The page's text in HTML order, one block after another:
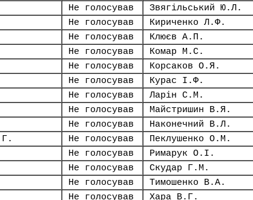
Не голосував Звягільський Ю.Л.
Не голосував Кириченко Л.Ф.
Не голосував Клюєв А.П.
Не голосував Комар М.С.
Не голосував Корсаков О.Я.
Не голосував Курас І.Ф.
Не голосував Ларін С.М.
Не голосував Майстришин В.Я.
Не голосував Наконечний В.Л.
Не голосував Пеклушенко О.М.
Не голосував Римарук О.І.
Не голосував Скудар Г.М.
Не голосував Тимошенко В.А.
Не голосував Хара В.Г.